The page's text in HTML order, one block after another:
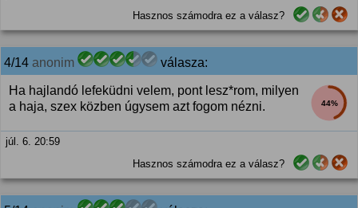
Hasznos számodra ez a válasz?
4/14 anonim válasza:
44%
Ha hajlandó lefeküdni velem, pont lesz*rom, milyen
a haja, szex közben úgysem azt fogom nézni.
júl. 6. 20:59
Hasznos számodra ez a válasz?